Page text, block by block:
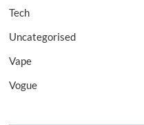
Tech
Uncategorised
Vape
Vogue